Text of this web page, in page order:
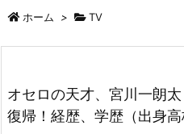
ホーム > TV
オセロの天才、宮川一朗
復帰！経歴、学歴（出身